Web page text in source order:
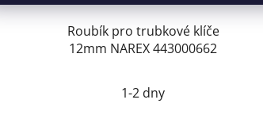
Roubík pro trubkové klíče
12mm NAREX 443000662
1-2 dny